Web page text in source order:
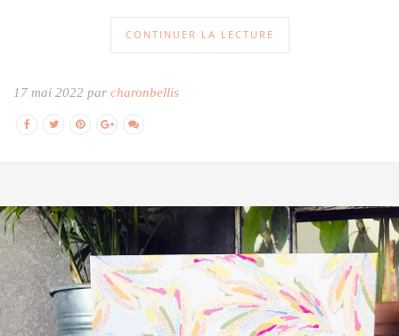
CONTINUER LA LECTURE
17 mai 2022 par charonbellis